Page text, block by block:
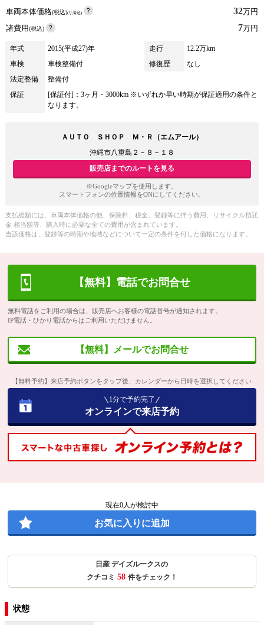
車両本体価格(税込)(リ済込) 32万円
諸費用(税込) 7万円
年式 2015(平成27)年 走行
12.2万km
車検
車検整備付 修復歴
なし
法定整備
整備付
保証
[保証付]：3ヶ月・3000km ※いずれか早い時期が保証適用の条件と
なります。
ＡＵＴＯ ＳＨＯＰ Ｍ・Ｒ（エムアール）
沖縄市八重島２－８－１８
販売店までのルートを見る
※Googleマップを使用します。
スマートフォンの位置情報をONにしてください。
支払総額には、車両本体価格の他、保険料、税金、登録等に伴う費用、リサイクル預託
金 相当額等、購入時に必要な全ての費用が含まれています。
当該価格は、登録等の時期や地域などについて一定の条件を付した価格になります。
【無料】電話でお問合せ
無料電話をご利用の場合は、販売店へお客様の電話番号が通知されます。
IP電話・ひかり電話からはご利用いただけません。
【無料】メールでお問合せ
【無料予約】来店予約ボタンをタップ後、カレンダーから日時を選択してください
1分で予約完了
オンラインで来店予約
現在0人が検討中
お気に入りに追加
日産 デイズルークスの
クチコミ 58 件をチェック！
状態